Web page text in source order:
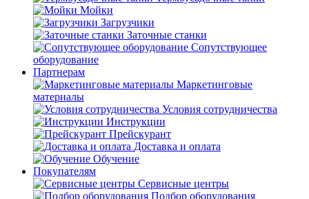
Мойки
Загрузчики
Заточные станки
Сопутствующее
оборудование
Партнерам
Маркетинговые
материалы
Условия сотрудничества
Инструкции
Прейскурант
Доставка и оплата
Обучение
Покупателям
Сервисные центры
Подбор оборудования